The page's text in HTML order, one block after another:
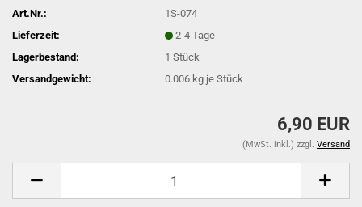
Art.Nr.:
1S-074
Lieferzeit:
2-4 Tage
Lagerbestand:
1Stück
Versandgewicht:
0.006 kg je Stück
6,90 EUR
(MwSt. inkl.) zzgl. Versand